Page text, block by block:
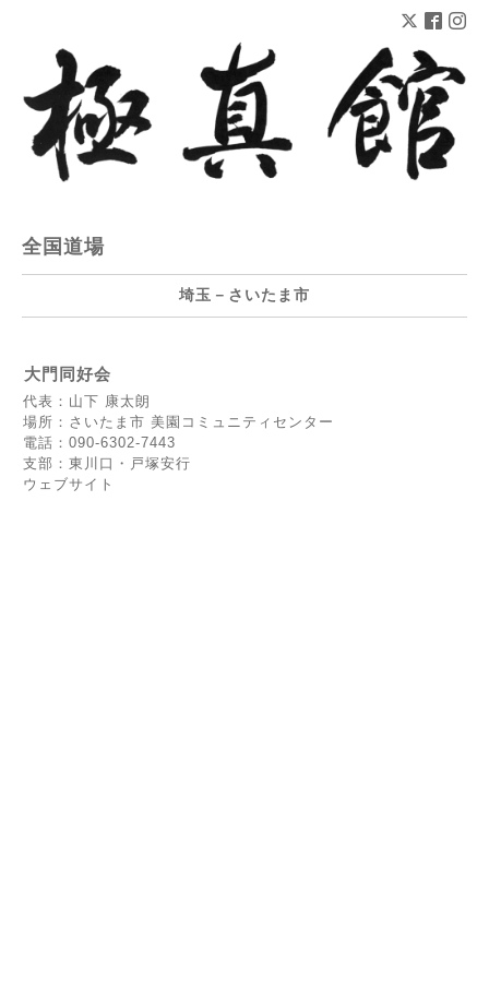
全国道場
埼玉－さいたま市
大門同好会
代表：山下 康太朗
場所：さいたま市 美園コミュニティセンター
電話：090-6302-7443
支部：東川口・戸塚安行
ウェブサイト